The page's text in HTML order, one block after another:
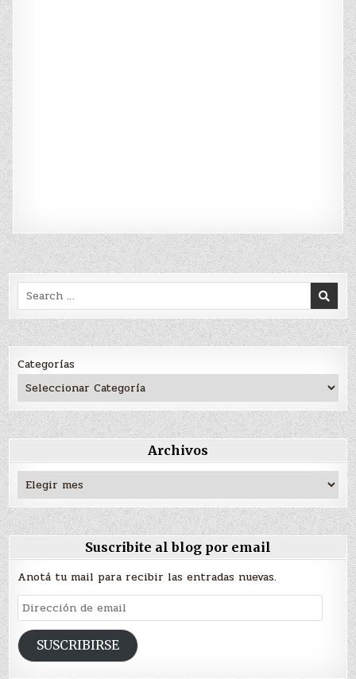
Search
for:
Categorías
Archivos
Archivos
Suscribite al blog por email
Anotá tu mail para recibir las entradas nuevas.
Dirección
de
emailSUSCRIBIRSE